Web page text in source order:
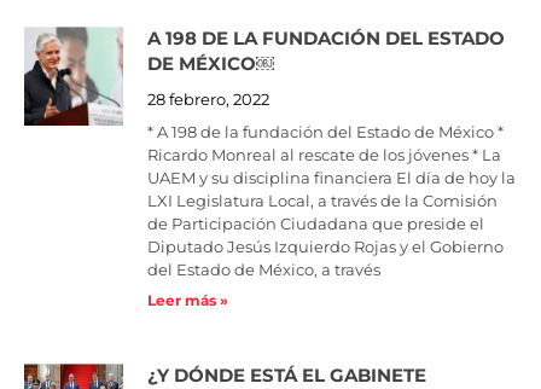
A 198 DE LA FUNDACIÓN DEL ESTADO
DE MÉXICO￼
28 febrero, 2022
* A 198 de la fundación del Estado de México *
Ricardo Monreal al rescate de los jóvenes * La
UAEM y su disciplina financiera El día de hoy la
LXI Legislatura Local, a través de la Comisión
de Participación Ciudadana que preside el
Diputado Jesús Izquierdo Rojas y el Gobierno
del Estado de México, a través
Leer más »
¿Y DÓNDE ESTÁ EL GABINETE